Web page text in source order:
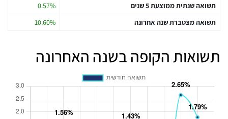
תשואה שנתית ממוצעת 5 שנים
0.57%
תשואה מצטברת שנה אחרונה
10.60%
תשואות הקופה בשנה האחרונה